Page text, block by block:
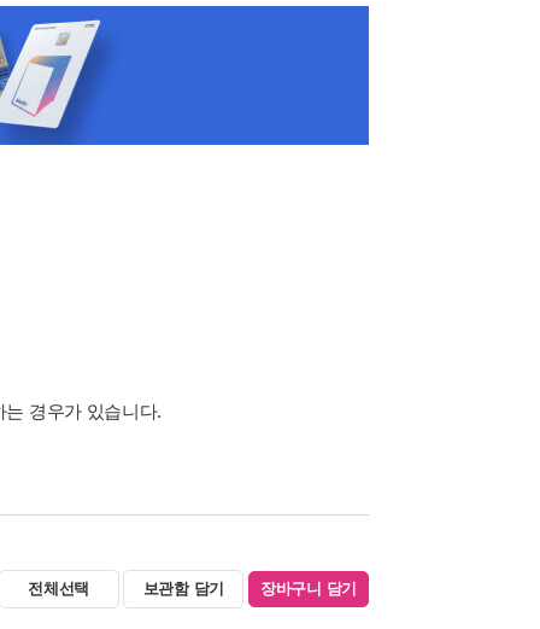
경우가 있습니다.
전체선택 보관함 담기 장바구니 담기